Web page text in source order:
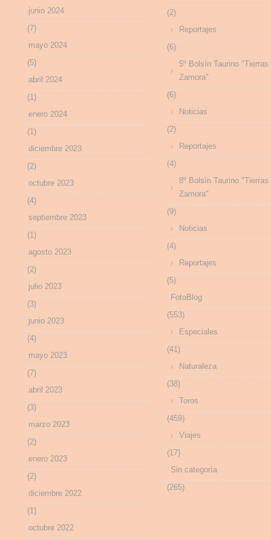
junio 2024
(7)
mayo 2024
(5)
abril 2024
(1)
enero 2024
(1)
diciembre 2023
(2)
octubre 2023
(4)
septiembre 2023
(1)
agosto 2023
(2)
julio 2023
(3)
junio 2023
(4)
mayo 2023
(7)
abril 2023
(3)
marzo 2023
(2)
enero 2023
(2)
diciembre 2022
(1)
octubre 2022
(2)
Reportajes
(6)
5º Bolsín Taurino "Tierras
Zamora"
(6)
Noticias
(2)
Reportajes
(4)
8º Bolsín Taurino "Tierras
Zamora"
(9)
Noticias
(4)
Reportajes
(5)
FotoBlog
(553)
Especiales
(41)
Naturaleza
(38)
Toros
(459)
Viajes
(17)
Sin categoría
(265)